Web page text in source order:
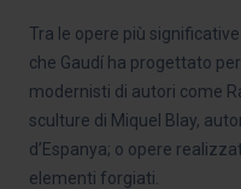
Tra le opere più
che Gaudí ha progettato
modernisti di autori come
sculture di Miquel Blay,
d’Espanya; o opere
elementi forgiati.